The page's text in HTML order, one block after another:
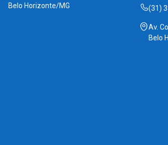
Belo Horizonte/MG
(31)
Av.
Belo